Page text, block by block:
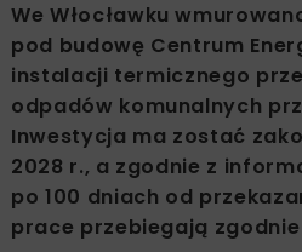
We Włocławku
pod budowę Centrum
instalacji termicznego
odpadów komunalnych
Inwestycja ma zostać
2028 r., a zgodnie z
po 100 dniach od
prace przebiegają